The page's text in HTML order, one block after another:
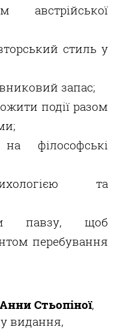
австрійської
стиль у
запас;
події разом
філософські
та
павзу, щоб
перебування
Анни Стьопіної,
видання,